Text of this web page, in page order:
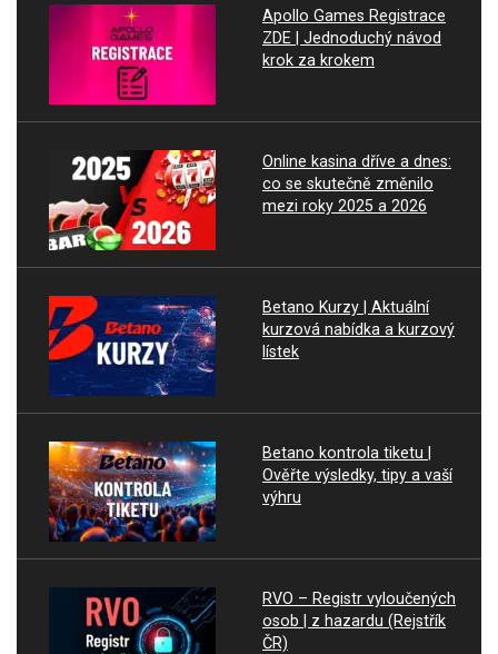
Apollo Games Registrace
ZDE | Jednoduchý návod
krok za krokem
Online kasina dříve a dnes:
co se skutečně změnilo
mezi roky 2025 a 2026
Betano Kurzy | Aktuální
kurzová nabídka a kurzový
lístek
Betano kontrola tiketu |
Ověřte výsledky, tipy a vaší
výhru
RVO – Registr vyloučených
osob | z hazardu (Rejstřík
ČR)